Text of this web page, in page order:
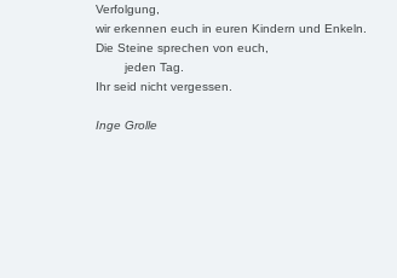
Verfolgung,
wir erkennen euch in euren Kindern und Enkeln.
Die Steine sprechen von euch,
jeden Tag.
Ihr seid nicht vergessen.
Inge Grolle